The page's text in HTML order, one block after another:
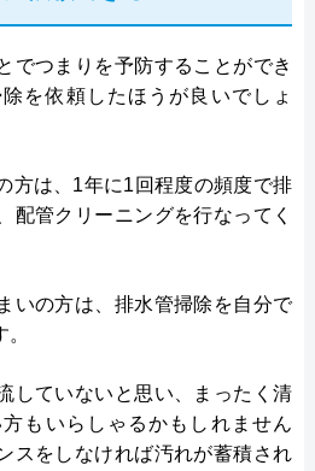
でつまりを予防することができ
を依頼したほうが良いでしょ
方は、1年に1回程度の頻度で排
配管クリーニングを行なってく
いの方は、排水管掃除を自分で
していないと思い、まったく清
もいらしゃるかもしれません
スをしなければ汚れが蓄積され